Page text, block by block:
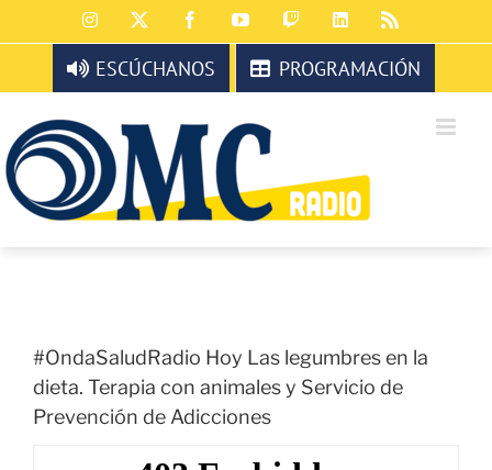
al
contenido
Instagram FacebookYouTubeTwitchLinkedIn
ESCÚCHANOS PROGRAMACIÓN
#OndaSaludRadio Hoy Las legumbres en la
dieta. Terapia con animales y Servicio de
Prevención de Adicciones